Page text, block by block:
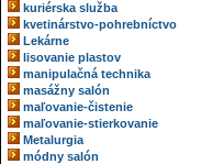
kuriérska služba
kvetinárstvo-pohrebníctvo
Lekárne
lisovanie plastov
manipulačná technika
masážny salón
maľovanie-čistenie
maľovanie-stierkovanie
Metalurgia
módny salón